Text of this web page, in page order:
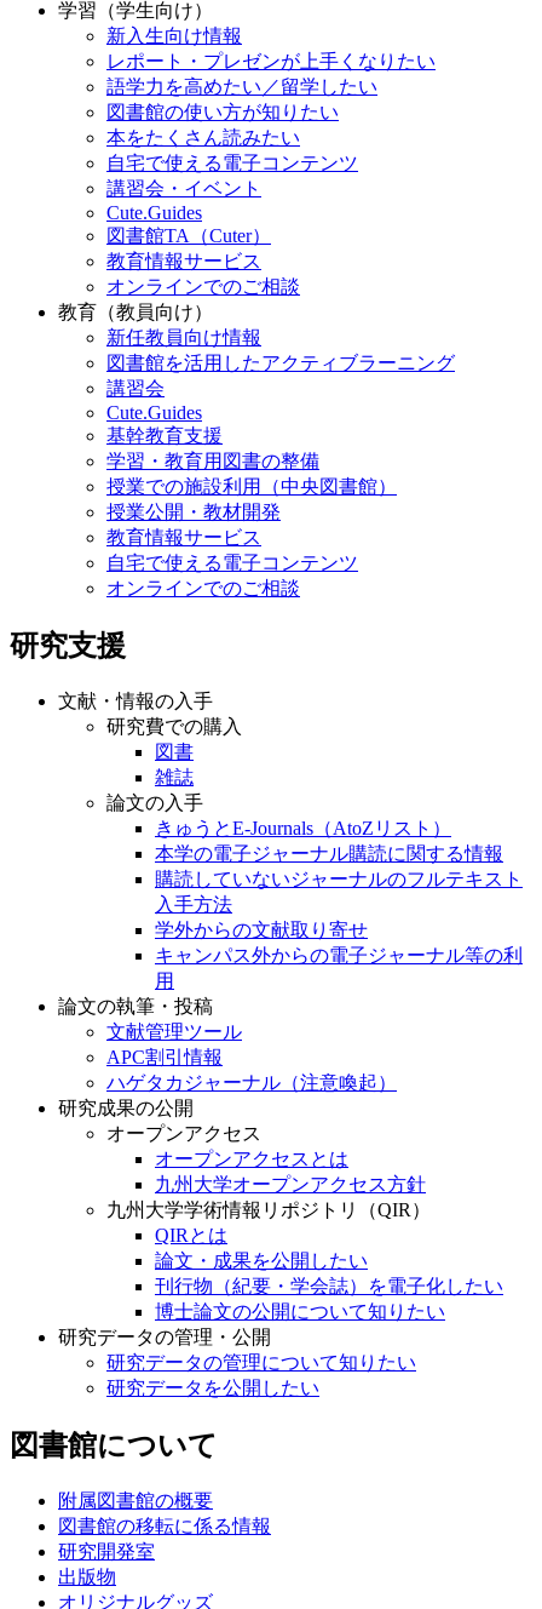
学習（学生向け）
新入生向け情報
レポート・プレゼンが上手くなりたい
語学力を高めたい／留学したい
図書館の使い方が知りたい
本をたくさん読みたい
自宅で使える電子コンテンツ
講習会・イベント
Cute.Guides
図書館TA（Cuter）
教育情報サービス
オンラインでのご相談
教育（教員向け）
新任教員向け情報
図書館を活用したアクティブラーニング
講習会
Cute.Guides
基幹教育支援
学習・教育用図書の整備
授業での施設利用（中央図書館）
授業公開・教材開発
教育情報サービス
自宅で使える電子コンテンツ
オンラインでのご相談
研究支援
文献・情報の入手
研究費での購入
図書
雑誌
論文の入手
きゅうとE-Journals（AtoZリスト）
本学の電子ジャーナル購読に関する情報
購読していないジャーナルのフルテキスト
入手方法
学外からの文献取り寄せ
キャンパス外からの電子ジャーナル等の利
用
論文の執筆・投稿
文献管理ツール
APC割引情報
ハゲタカジャーナル（注意喚起）
研究成果の公開
オープンアクセス
オープンアクセスとは
九州大学オープンアクセス方針
九州大学学術情報リポジトリ（QIR）
QIRとは
論文・成果を公開したい
刊行物（紀要・学会誌）を電子化したい
博士論文の公開について知りたい
研究データの管理・公開
研究データの管理について知りたい
研究データを公開したい
図書館について
附属図書館の概要
図書館の移転に係る情報
研究開発室
出版物
オリジナルグッズ